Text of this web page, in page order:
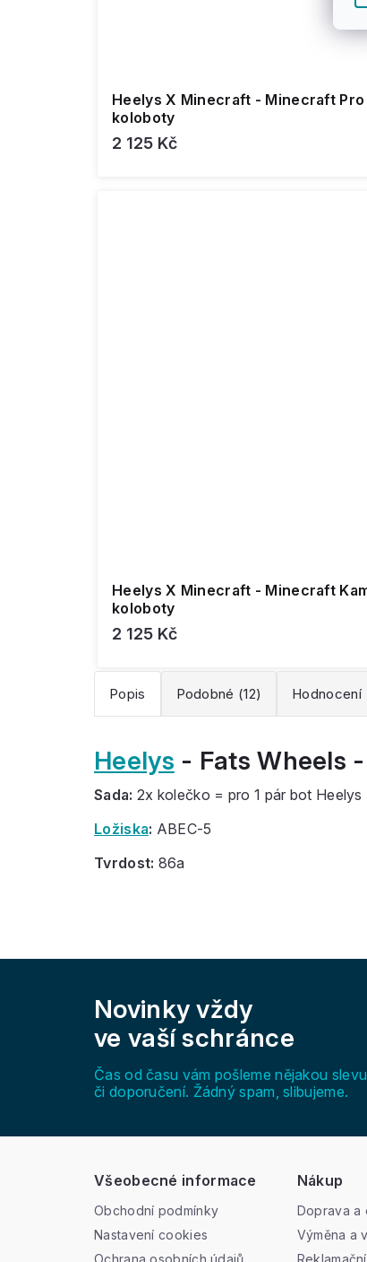
Heelys X Minecraft - Minecraft
koloboty
2 125 Kč
Heelys X Minecraft - Minecraft
koloboty
2 125 Kč
Popis Podobné (12) Hodnocení
Heelys - Fats Wheels
Sada: 2x kolečko = pro 1 pár bot Heelys
Ložiska: ABEC-5
Tvrdost: 86a
Novinky vždy
ve vaší schránce
Čas od času vám pošleme nějakou
či doporučení. Žádný spam, slibujeme.
Všeobecné informace
Obchodní podmínky
Nastavení cookies
Ochrana osobních údajů
Nákup
Doprava a
Výměna a